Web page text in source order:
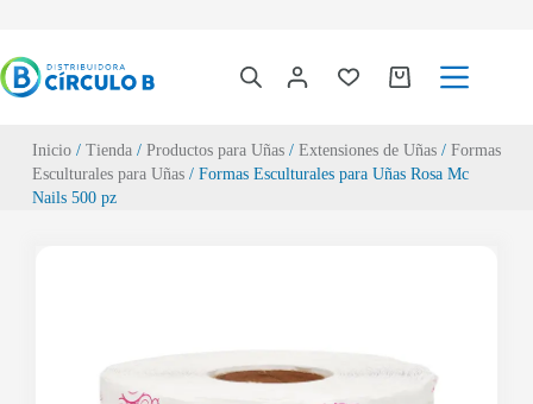
Inicio/ Tienda/ Productos para Uñas/ Extensiones de Uñas/ Formas
Esculturales para Uñas/ Formas Esculturales para Uñas Rosa Mc
Nails 500 pz